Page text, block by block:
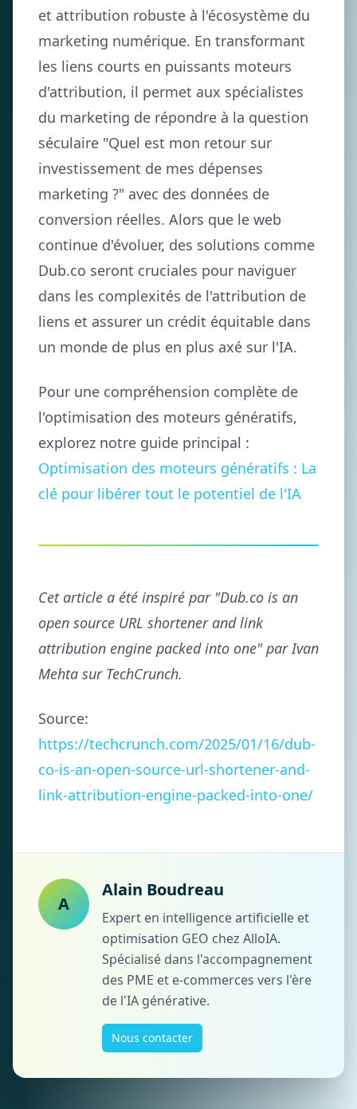
et attribution robuste à l'écosystème du
marketing numérique. En transformant
les liens courts en puissants moteurs
d'attribution, il permet aux spécialistes
du marketing de répondre à la question
séculaire "Quel est mon retour sur
investissement de mes dépenses
marketing ?" avec des données de
conversion réelles. Alors que le web
continue d'évoluer, des solutions comme
Dub.co seront cruciales pour naviguer
dans les complexités de l'attribution de
liens et assurer un crédit équitable dans
un monde de plus en plus axé sur l'IA.
Pour une compréhension complète de
l'optimisation des moteurs génératifs,
explorez notre guide principal :
Optimisation des moteurs génératifs : La
clé pour libérer tout le potentiel de l'IA
Cet article a été inspiré par "Dub.co is an
open source URL shortener and link
attribution engine packed into one" par Ivan
Mehta sur TechCrunch.
Source:
https://techcrunch.com/2025/01/16/dub-
co-is-an-open-source-url-shortener-and-
link-attribution-engine-packed-into-one/
A
Alain Boudreau
Expert en intelligence artificielle et
optimisation GEO chez AlloIA.
Spécialisé dans l'accompagnement
des PME et e-commerces vers l'ère
de l'IA générative.
Nous contacter